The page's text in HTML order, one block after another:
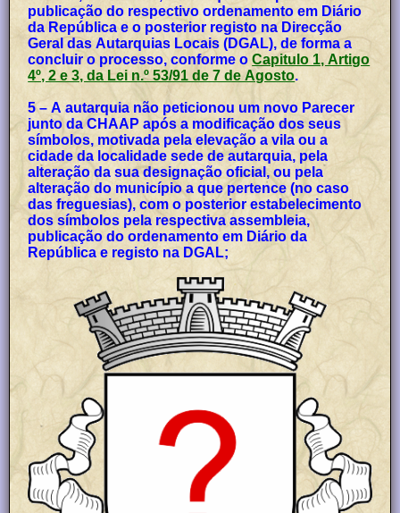
publicação do respectivo ordenamento em Diário
da República e o posterior registo na Direcção
Geral das Autarquias Locais (DGAL), de forma a
concluir o processo, conforme oCapitulo 1, Artigo
4º, 2 e 3, da Lei n.º 53/91 de 7 de Agosto.
5 – A autarquia não peticionou um novo Parecer
junto da CHAAP após a modificação dos seus
símbolos, motivada pela elevação a vila ou a
cidade da localidade sede de autarquia, pela
alteração da sua designação oficial, ou pela
alteração do município a que pertence (no caso
das freguesias), com o posterior estabelecimento
dos símbolos pela respectiva assembleia,
publicação do ordenamento em Diário da
República e registo na DGAL;